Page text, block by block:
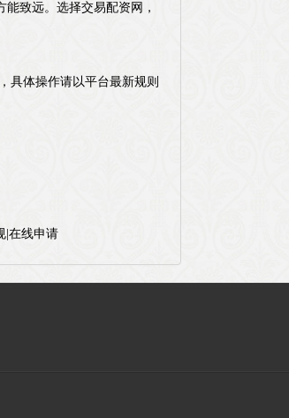
致远。选择交易配资网，
具体操作请以平台最新规则
|在线申请